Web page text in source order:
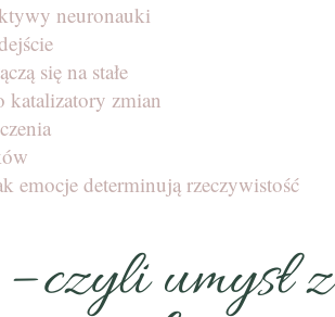
neuronauki
się na stałe
katalizatory zmian
emocje determinują rzeczywistość
czyli umysł z